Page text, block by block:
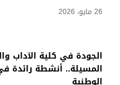
26 مايو، 2026
الجودة في كلية الآداب
المسيلة.. أنشطة رائدة